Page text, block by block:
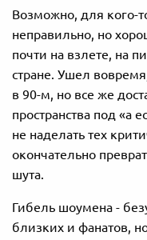
Возможно, для кого-
неправильно, но
почти на взлете, на
стране. Ушел
в 90-м, но все же
пространства под «а
не наделать тех
окончательно
шута.
Гибель шоумена -
близких и фанатов,